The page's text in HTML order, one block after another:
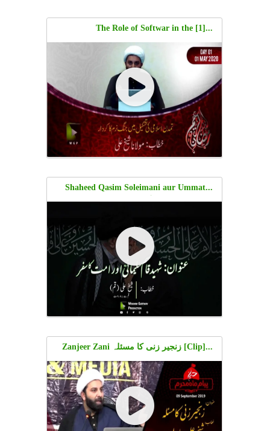
...[1] The Role of Softwar in the
Formation of Islamic Civilization |
Moulana Shaykh Ali
...Shaheed Qasim Soleimani aur Ummat
ka Safar | شیخ علی
...[Clip] زنجیر زنی کا مسئلہ Zanjeer Zani
Ka Masla | Shaykh Ali Chawla